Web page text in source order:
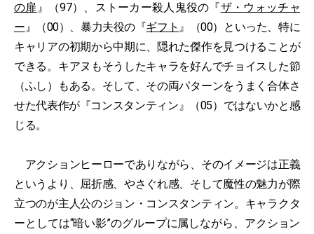
の扉』（97）、ストーカー殺人鬼役の『ザ・ウォッチャ
ー』（00）、暴力夫役の『ギフト 』（00）といった、特に
キャリアの初期から中期に、隠れた傑作を見つけることが
できる。キアヌもそうしたキャラを好んでチョイスした節
（ふし）もある。そして、その両パターンをうまく合体さ
せた代表作が『コンスタンティン』（05）ではないかと感
じる。
アクションヒーローでありながら、そのイメージは正義
というより、屈折感、やさぐれ感、そして魔性の魅力が際
立つのが主人公のジョン・コンスタンティン。キャラクタ
ーとしては“暗い影”のグループに属しながら、アクション